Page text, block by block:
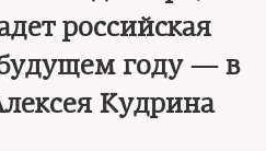
российская
году — в
Кудрина